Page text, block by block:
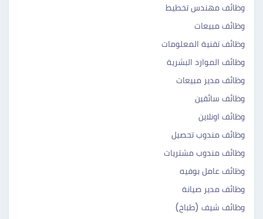
وظائف مهندس تخطيط
وظائف مبيعات
وظائف تقنية المعلومات
وظائف الموارد البشرية
وظائف مدير مبيعات
وظائف سائقين
وظائف اونلاين
وظائف مندوب تحصيل
وظائف مندوب مشتريات
وظائف عامل بوفيه
وظائف مدير صيانة
وظائف شيف (طباخ)